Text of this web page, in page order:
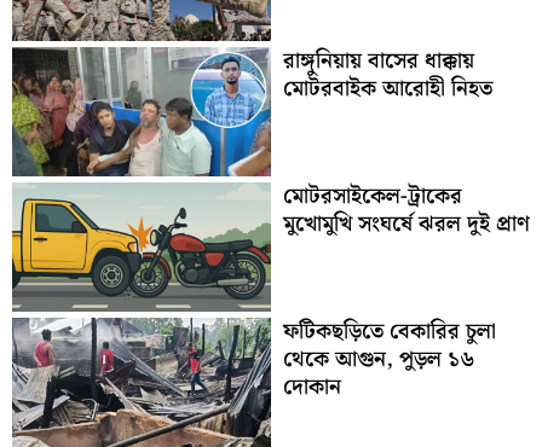
রাঙ্গুনিয়ায় বাসের ধাক্কায়
মোটরবাইক আরোহী নিহত
মোটরসাইকেল-ট্রাকের
মুখোমুখি সংঘর্ষে ঝরল দুই প্রাণ
ফটিকছড়িতে বেকারির চুলা
থেকে আগুন, পুড়ল ১৬
দোকান